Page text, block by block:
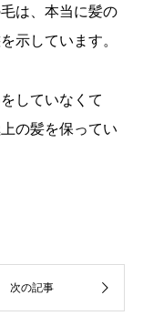
は、本当に髪の
示しています。
していなくて
の髪を保ってい